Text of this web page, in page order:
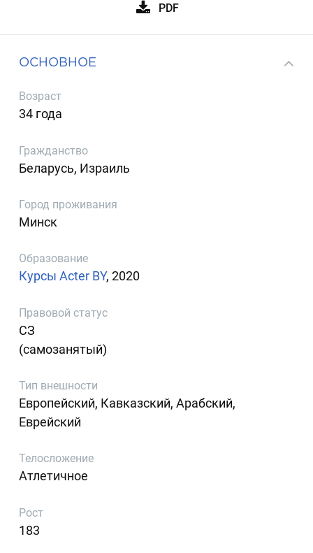
PDF
ОСНОВНОЕ
Возраст
34 года
Гражданство
Беларусь, Израиль
Город проживания
Минск
Образование
Курсы Acter BY, 2020
Правовой статус
СЗ
(самозанятый)
Тип внешности
Европейский, Кавказский, Арабский,
Еврейский
Телосложение
Атлетичное
Рост
183